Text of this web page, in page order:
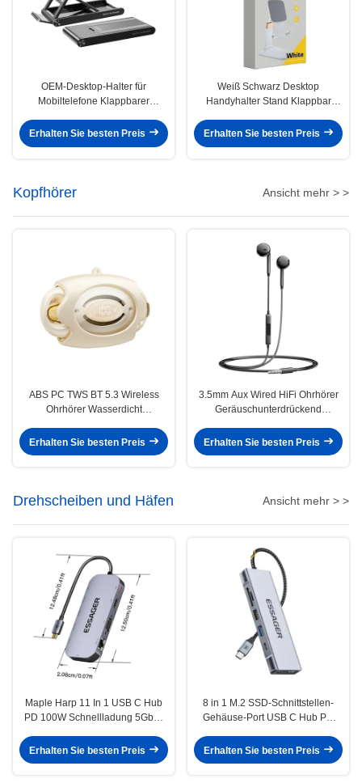
OEM-Desktop-Halter für
Mobiltelefone Klappbarer
Schieberegler für Mobiltelefone
Erhalten Sie besten Preis
Weiß Schwarz Desktop
Handyhalter Stand Klappbar
Erhalten Sie besten Preis
Kopfhörer Ansicht mehr > >
ABS PC TWS BT 5.3 Wireless
Ohrhörer Wasserdicht
Erhalten Sie besten Preis
3.5mm Aux Wired HiFi Ohrhörer
Geräuschunterdrückend
Erhalten Sie besten Preis
Drehscheiben und Häfen Ansicht mehr > >
Maple Harp 11 In 1 USB C Hub
PD 100W Schnellladung 5Gbps
Erhalten Sie besten Preis
8 in 1 M.2 SSD-Schnittstellen-
Gehäuse-Port USB C Hub PD
Erweiterung
Erhalten Sie besten Preis